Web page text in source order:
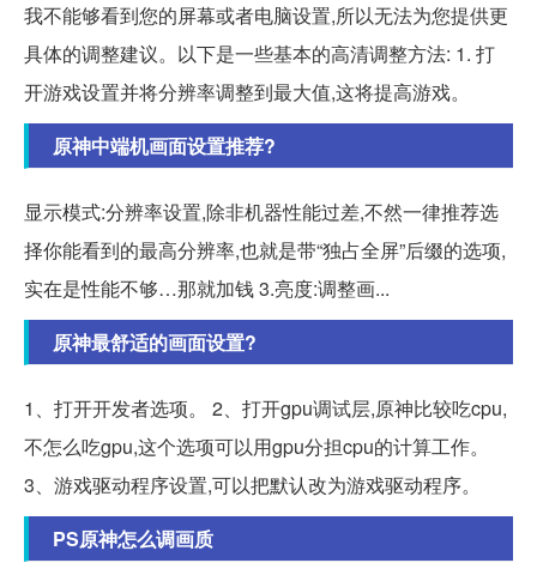
我不能够看到您的屏幕或者电脑设置,所以无法为您提供更
具体的调整建议。以下是一些基本的高清调整方法: 1. 打
开游戏设置并将分辨率调整到最大值,这将提高游戏。
原神中端机画面设置推荐?
显示模式:分辨率设置,除非机器性能过差,不然一律推荐选
择你能看到的最高分辨率,也就是带“独占全屏”后缀的选项,
实在是性能不够…那就加钱 3.亮度:调整画...
原神最舒适的画面设置?
1、打开开发者选项。 2、打开gpu调试层,原神比较吃cpu,
不怎么吃gpu,这个选项可以用gpu分担cpu的计算工作。
3、游戏驱动程序设置,可以把默认改为游戏驱动程序。
PS原神怎么调画质